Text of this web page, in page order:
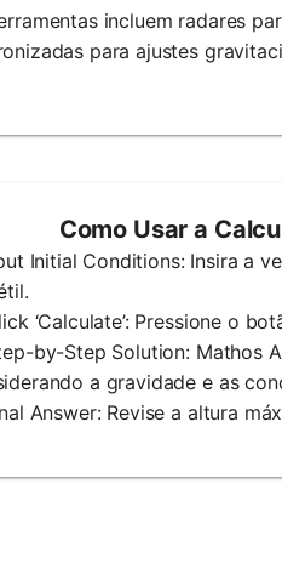
incluem radares
para ajustes
Como Usar a
Initial Conditions: Insira a
‘Calculate’: Pressione o
by-Step Solution: Mathos
a gravidade e as
Answer: Revise a altura